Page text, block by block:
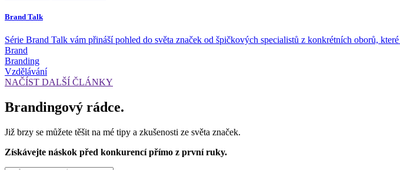
Brand Talk
Série Brand Talk vám přináší pohled do světa značek od špičkových specialistů z konkrétních oborů,
Brand
Branding
Vzdělávání
NAČÍST DALŠÍ ČLÁNKY
Brandingový rádce.
Již brzy se můžete těšit na mé tipy a zkušenosti ze světa značek.
Získávejte náskok před konkurencí přímo z první ruky.